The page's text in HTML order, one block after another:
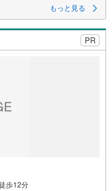
こだわりの住まい。
まいを形に。ご希望を伺
もっと見る
PR
歩12分